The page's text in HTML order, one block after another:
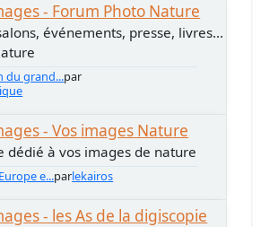
- Forum Photo Nature
événements, presse, livres...
du grand...par
- Vos images Nature
dédié à vos images de nature
e...parlekairos
- les As de la digiscopie